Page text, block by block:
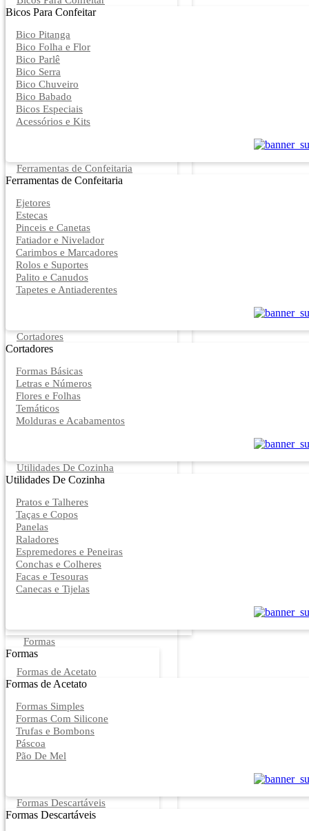
Bicos Para Confeitar
Bico Pitanga
Bico Folha e Flor
Bico Parlê
Bico Serra
Bico Chuveiro
Bico Babado
Bicos Especiais
Acessórios e Kits
Ferramentas de Confeitaria
Ferramentas de Confeitaria
Ejetores
Estecas
Pinceis e Canetas
Fatiador e Nivelador
Carimbos e Marcadores
Rolos e Suportes
Palito e Canudos
Tapetes e Antiaderentes
Cortadores
Cortadores
Formas Básicas
Letras e Números
Flores e Folhas
Temáticos
Molduras e Acabamentos
Utilidades De Cozinha
Utilidades De Cozinha
Pratos e Talheres
Taças e Copos
Panelas
Raladores
Espremedores e Peneiras
Conchas e Colheres
Facas e Tesouras
Canecas e Tijelas
Formas
Formas
Formas de Acetato
Formas de Acetato
Formas Simples
Formas Com Silicone
Trufas e Bombons
Páscoa
Pão De Mel
Formas Descartáveis
Formas Descartáveis